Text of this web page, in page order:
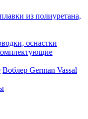
из полиуретана,
оснастки
Воблер German Vassal